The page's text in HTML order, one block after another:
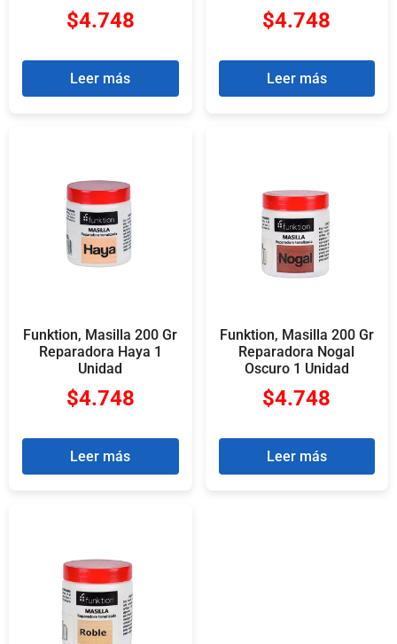
$4.748
Leer más
$4.748
Leer más
Funktion, Masilla 200 Gr
Reparadora Haya 1
Unidad
$4.748
Leer más
Funktion, Masilla 200 Gr
Reparadora Nogal
Oscuro 1 Unidad
$4.748
Leer más